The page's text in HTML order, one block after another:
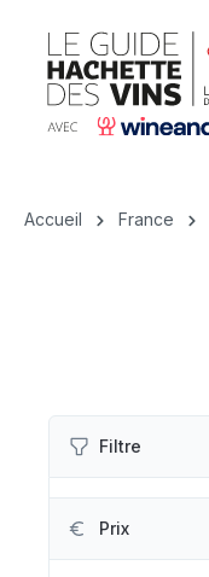
Accueil France
Filtre
Prix